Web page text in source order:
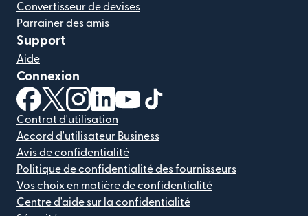
Convertisseur de devises
Parrainer des amis
Support
Aide
Connexion
(s'ouvre dans une nouvelle fenêtre)
(s'ouvre dans une nouvelle fenêtre)
(s'ouvre dans une nouvelle fenêtre)
(s'ouvre dans une nouvelle fenêtre)
(s'ouvre dans une nouvelle
Contrat d'utilisation
Accord d'utilisateur Business
Avis de confidentialité
Politique de confidentialité des fournisseurs
Vos choix en matière de confidentialité
Centre d'aide sur la confidentialité